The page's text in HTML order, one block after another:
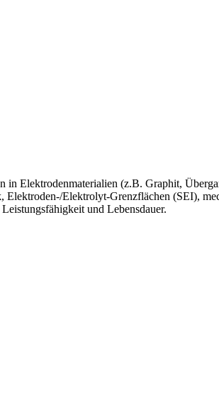
Elektrodenmaterialien (z.B. Graphit,
Elektrolyt-Grenzflächen (SEI),
und Lebensdauer.